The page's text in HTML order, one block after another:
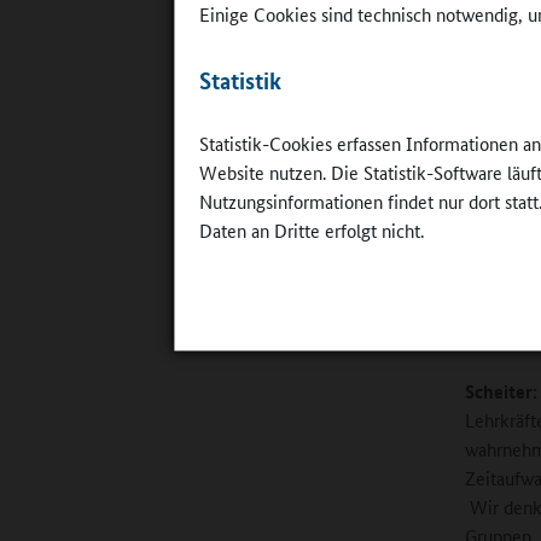
Einige Cookies sind technisch notwendig,
Statistik
Statistik-Cookies erfassen Informationen
Website nutzen. Die Statistik-Software
Nutzungsinformationen findet nur dort
Daten an Dritte erfolgt nicht.
eng mit
Scheiter:
Wir